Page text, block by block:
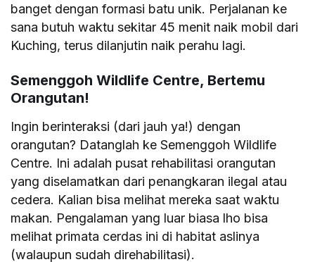
banget dengan formasi batu unik. Perjalanan ke
sana butuh waktu sekitar 45 menit naik mobil dari
Kuching, terus dilanjutin naik perahu lagi.
Semenggoh Wildlife Centre, Bertemu
Orangutan!
Ingin berinteraksi (dari jauh ya!) dengan
orangutan? Datanglah ke Semenggoh Wildlife
Centre. Ini adalah pusat rehabilitasi orangutan
yang diselamatkan dari penangkaran ilegal atau
cedera. Kalian bisa melihat mereka saat waktu
makan. Pengalaman yang luar biasa lho bisa
melihat primata cerdas ini di habitat aslinya
(walaupun sudah direhabilitasi).